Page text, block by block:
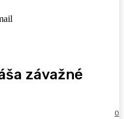
závažné
0